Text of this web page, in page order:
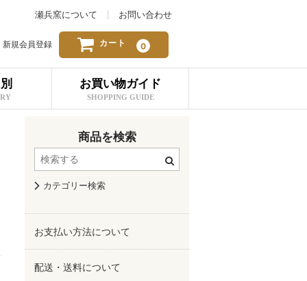
瀬兵窯について お問い合わせ
新規会員登録 カート 0
お買い物ガイド
SHOPPING GUIDE
商品を検索
カテゴリー検索
お支払い方法について
配送・送料について